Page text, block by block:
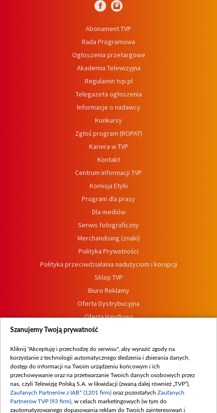
Abonament TVP
Rada Programowa
Ogłoszenia przetargowe
Akademia Telewizyjna
Regulamin tvp.pl
Telegazeta ogłoszenia
Informacje o nadawcy
Konkursy
Zgłoś program (ROPAT)
Kariera w TVP
Kontakt
Centrum informacji TVP
Komisja Etyki
Program dla prasy
Dla mediów
Serwis fotograficzny
Merchandising (znaki)
Polityka Prywatności
Polityka przeciwdziałania nadużyciom i korupcji
Sklep TVP
Biuro Reklamy
Oferta Dystrybucyjna
Oferta Handlowa
Dostępność
Procedura zgłoszeń wewnętrznych
Szanujemy Twoją prywatność
Kliknij "Akceptuję i przechodzę do serwisu", aby wyrazić zgody na
korzystanie z technologii automatycznego śledzenia i zbierania danych,
dostęp do informacji na Twoim urządzeniu końcowym i ich
przechowywanie oraz na przetwarzanie Twoich danych osobowych przez
nas, czyli Telewizję Polską S.A. w likwidacji (zwaną dalej również „TVP”),
Zaufanych Partnerów z IAB* (1201 firm) oraz pozostałych Zaufanych
Partnerów TVP (93 firm) , w celach marketingowych (w tym do
zautomatyzowanego dopasowania reklam do Twoich zainteresowań i